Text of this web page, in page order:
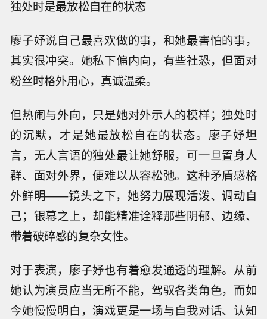
独处时是最放松自在的状态
廖子妤说自己最喜欢做的事，和她最害怕的事，
其实很冲突。她私下偏内向，有些社恐，但面对
粉丝时格外用心，真诚温柔。
但热闹与外向，只是她对外示人的模样；独处时
的沉默，才是她最放松自在的状态。廖子妤坦
言，无人言语的独处最让她舒服，可一旦置身人
群、面对外界，便难以从容松弛。这种矛盾感格
外鲜明——镜头之下，她努力展现活泼、调动自
己；银幕之上，却能精准诠释那些阴郁、边缘、
带着破碎感的复杂女性。
对于表演，廖子妤也有着愈发通透的理解。从前
她认为演员应当无所不能，驾驭各类角色，而如
今她慢慢明白，演戏更是一场与自我对话、认知